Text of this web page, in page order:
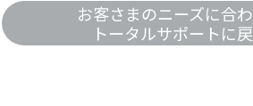
お客さまのニーズに合
トータルサポートに